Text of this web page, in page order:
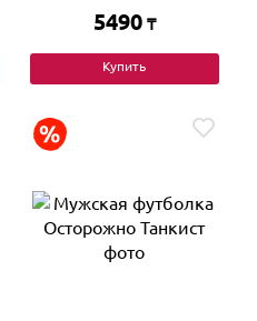
5490 ₸
Купить